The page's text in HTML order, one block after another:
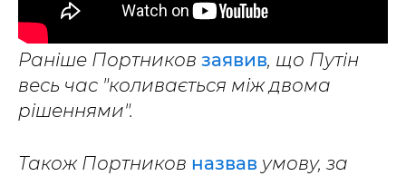
Раніше Портников заявив, що Путін
весь час "коливається між двома
рішеннями".
Також Портников назвав умову, за